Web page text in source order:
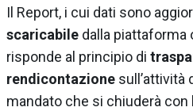
Il Report, i cui dati sono
scaricabile dalla piattaforma
risponde al principio di
rendicontazione sull’attività
mandato che si chiuderà